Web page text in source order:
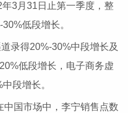
3月31日止第一季度，整
低段增长。
录得20%-30%中段增长及
低段增长，电子商务虚
段增长。
国市场中，李宁销售点数